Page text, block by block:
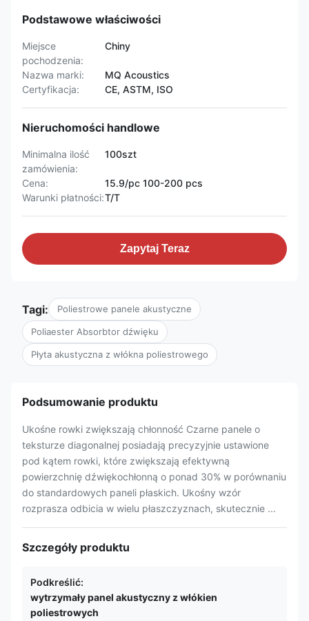
Podstawowe właściwości
Miejsce
pochodzenia:
Chiny
Nazwa marki:
MQ Acoustics
Certyfikacja:
CE, ASTM, ISO
Nieruchomości handlowe
Minimalna ilość
zamówienia:
100szt
Cena:
15.9/pc 100-200 pcs
Warunki płatności:T/T
Zapytaj Teraz
Tagi: Poliestrowe panele akustyczne
Poliaester Absorbtor dźwięku
Płyta akustyczna z włókna poliestrowego
Podsumowanie produktu
Ukośne rowki zwiększają chłonność Czarne panele o
teksturze diagonalnej posiadają precyzyjnie ustawione
pod kątem rowki, które zwiększają efektywną
powierzchnię dźwiękochłonną o ponad 30% w porównaniu
do standardowych paneli płaskich. Ukośny wzór
rozprasza odbicia w wielu płaszczyznach, skutecznie ...
Szczegóły produktu
Podkreślić:
wytrzymały panel akustyczny z włókien
poliestrowych